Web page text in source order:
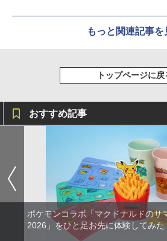
もっと関連記事を
トップページに戻
おすすめ記事
ポケモンコラボ「マクドナルドのサ
2026」をひと足お先に体験してみた